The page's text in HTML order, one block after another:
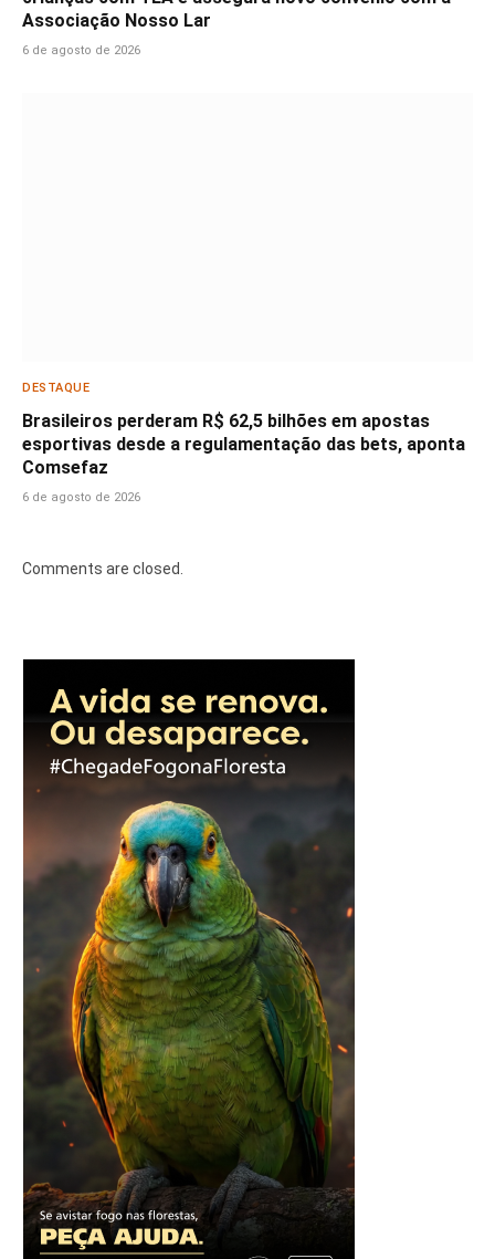
Associação Nosso Lar
6 de agosto de 2026
DESTAQUE
Brasileiros perderam R$ 62,5 bilhões em apostas
esportivas desde a regulamentação das bets, aponta
Comsefaz
6 de agosto de 2026
Comments are closed.